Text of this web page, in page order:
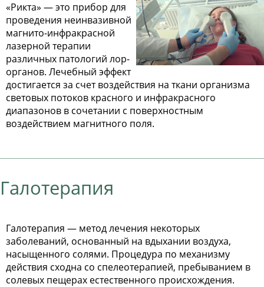
«Рикта» — это прибор для
проведения неинвазивной
магнито-инфракрасной
лазерной терапии
различных патологий лор-
органов. Лечебный эффект
достигается за счет воздействия на ткани организма
световых потоков красного и инфракрасного
диапазонов в сочетании с поверхностным
воздействием магнитного поля.
Галотерапия
Галотерапия — метод лечения некоторых
заболеваний, основанный на вдыхании воздуха,
насыщенного солями. Процедура по механизму
действия сходна со спелеотерапией, пребыванием в
солевых пещерах естественного происхождения.